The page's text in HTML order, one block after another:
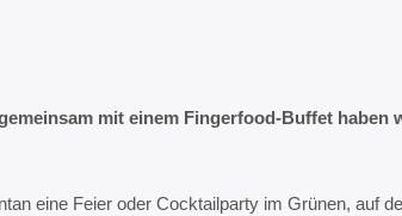
mit einem Fingerfood-Buffet haben
eine Feier oder Cocktailparty im Grünen, auf